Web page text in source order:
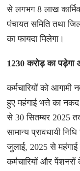
से लगभग 8 लाख
पंचायत समिति तथा
का फायदा मिलेगा।
1230 करोड़ का पड़ेगा
कर्मचारियों को
हुए महंगाई भत्ते का
से 30 सितम्बर 2025
सामान्य प्रावधायी
जुलाई, 2025 से महंगाई
कर्मचारियों और